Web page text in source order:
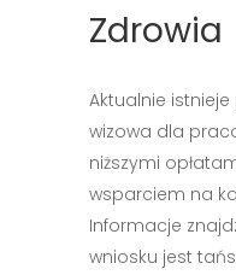
Zdrowia
Aktualnie
wizowa dla
niższymi
wsparciem na
Informacje
wniosku jest